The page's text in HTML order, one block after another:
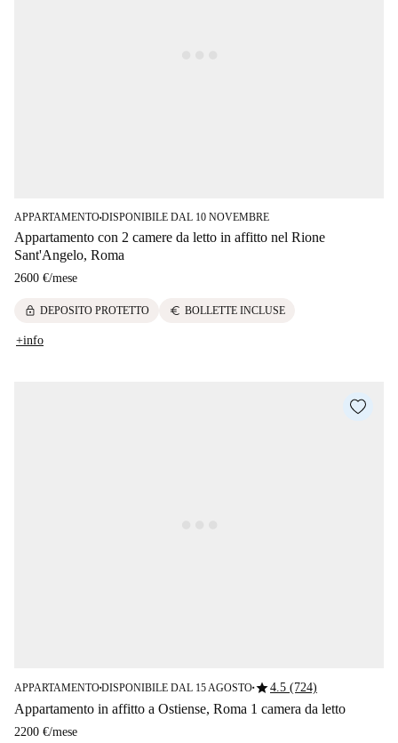
APPARTAMENTO■DISPONIBILE DAL 10 NOVEMBRE
Appartamento con 2 camere da letto in affitto nel Rione
Sant'Angelo, Roma
2600 €/mese
lock DEPOSITO PROTETTO euro BOLLETTE INCLUSE
+info
APPARTAMENTO■DISPONIBILE DAL 15 AGOSTO■star4.5 (724)
Appartamento in affitto a Ostiense, Roma 1 camera da letto
2200 €/mese